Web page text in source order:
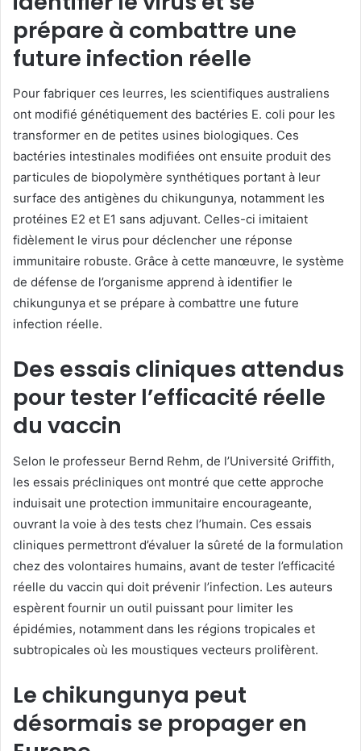
prépare à combattre une
future infection réelle
Pour fabriquer ces leurres, les scientifiques australiens
ont modifié génétiquement des bactéries E. coli pour les
transformer en de petites usines biologiques. Ces
bactéries intestinales modifiées ont ensuite produit des
particules de biopolymère synthétiques portant à leur
surface des antigènes du chikungunya, notamment les
protéines E2 et E1 sans adjuvant. Celles-ci imitaient
fidèlement le virus pour déclencher une réponse
immunitaire robuste. Grâce à cette manœuvre, le système
de défense de l’organisme apprend à identifier le
chikungunya et se prépare à combattre une future
infection réelle.
Des essais cliniques attendus
pour tester l’efficacité réelle
du vaccin
Selon le professeur Bernd Rehm, de l’Université Griffith,
les essais précliniques ont montré que cette approche
induisait une protection immunitaire encourageante,
ouvrant la voie à des tests chez l’humain. Ces essais
cliniques permettront d’évaluer la sûreté de la formulation
chez des volontaires humains, avant de tester l’efficacité
réelle du vaccin qui doit prévenir l’infection. Les auteurs
espèrent fournir un outil puissant pour limiter les
épidémies, notamment dans les régions tropicales et
subtropicales où les moustiques vecteurs prolifèrent.
Le chikungunya peut
désormais se propager en